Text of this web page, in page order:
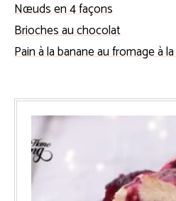
Nœuds en 4 façons
Brioches au chocolat
Pain à la banane au fromage à